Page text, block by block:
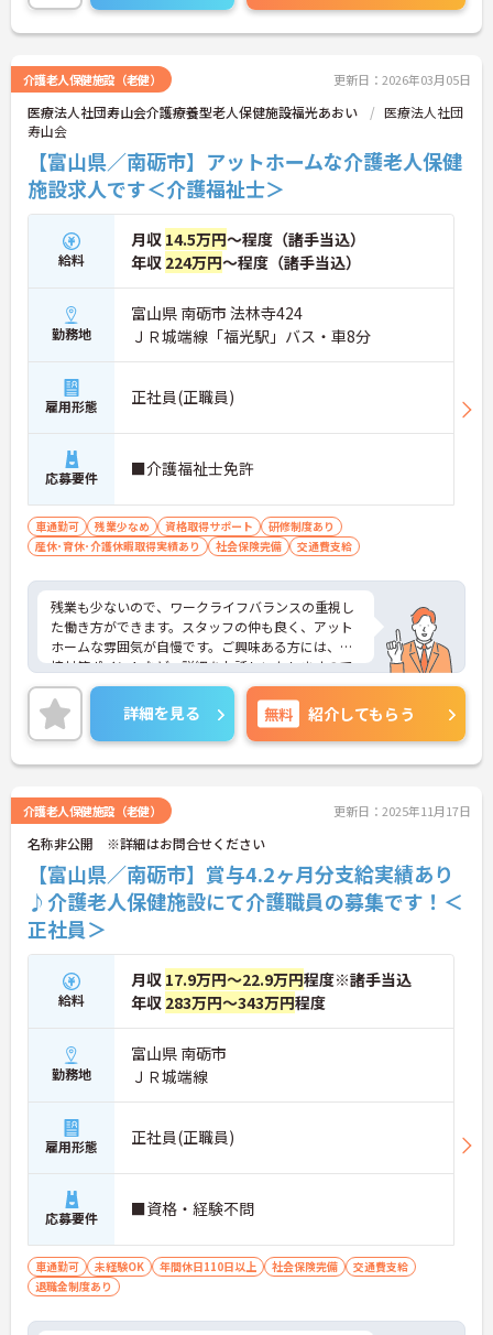
のでご連絡ください。
介護老人保健施設（老健） 更新日：2026年03月05日
医療法人社団寿山会介護療養型老人保健施設福光あおい
医療法人社団
寿山会
【富山県／南砺市】アットホームな介護老人保健
施設求人です＜介護福祉士＞
給料
月収 14.5万円～程度（諸手当込）
年収 224万円～程度（諸手当込）
勤務地
富山県 南砺市 法林寺424
ＪＲ城端線「福光駅」バス・車8分
雇用形態 正社員(正職員)
応募要件 ■介護福祉士免許
車通勤可 残業少なめ 資格取得サポート
研修制度あり
産休･育休･介護休暇取得実績あり
社会保険完備 交通費支給
残業も少ないので、ワークライフバランスの重視し
た働き方ができます。スタッフの仲も良く、アット
ホームな雰囲気が自慢です。ご興味ある方には、面
接対策ポイントなど、詳細をお話しいたしますので
お気軽にご相談ください。
詳細を見る 無料 紹介してもらう
介護老人保健施設（老健） 更新日：2025年11月17日
名称非公開 ※詳細はお問合せください
【富山県／南砺市】賞与4.2ヶ月分支給実績あり
♪介護老人保健施設にて介護職員の募集です！＜
正社員＞
給料
月収 17.9万円～22.9万円程度※諸手当込
年収 283万円～343万円程度
勤務地
富山県 南砺市
ＪＲ城端線
雇用形態 正社員(正職員)
応募要件 ■資格・経験不問
車通勤可 未経験OK 年間休日110日以上 社会保険完備
交通費支給
退職金制度あり